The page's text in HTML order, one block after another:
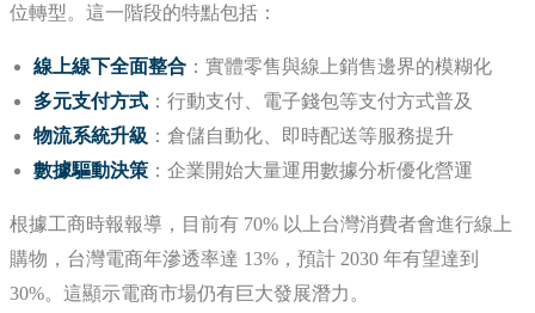
位轉型。這一階段的特點包括：
線上線下全面整合 ：實體零售與線上銷售邊界的模糊化
多元支付方式 ：行動支付、電子錢包等支付方式普及
物流系統升級 ：倉儲自動化、即時配送等服務提升
數據驅動決策 ：企業開始大量運用數據分析優化營運
根據工商時報報導，目前有 70% 以上台灣消費者會進行線上
購物，台灣電商年滲透率達 13%，預計 2030 年有望達到
30%。這顯示電商市場仍有巨大發展潛力。